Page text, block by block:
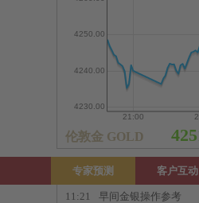
专家预测 客户互动
11:21 早间金银操作参考